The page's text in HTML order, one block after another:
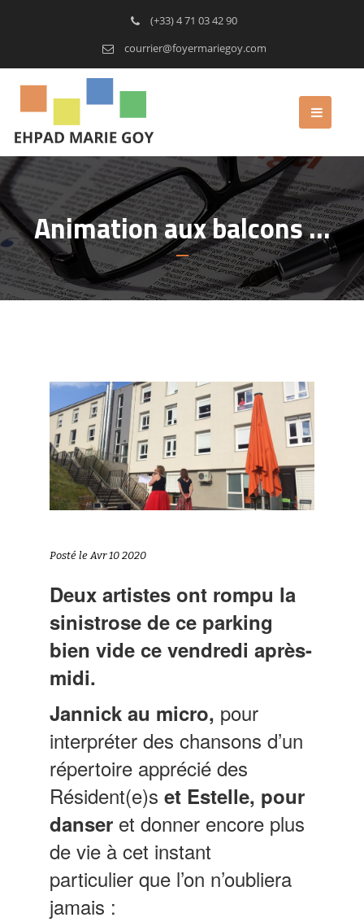
(+33) 4 71 03 42 90
courrier@foyermariegoy.com
Animation aux balcons …
Posté le Avr 10 2020
Deux artistes ont rompu la
sinistrose de ce parking
bien vide ce vendredi après-
midi.
Jannick au micro, pour
interpréter des chansons d’un
répertoire apprécié des
Résident(e)set Estelle, pour
danser et donner encore plus
de vie à cet instant
particulier que l’on n’oubliera
jamais :